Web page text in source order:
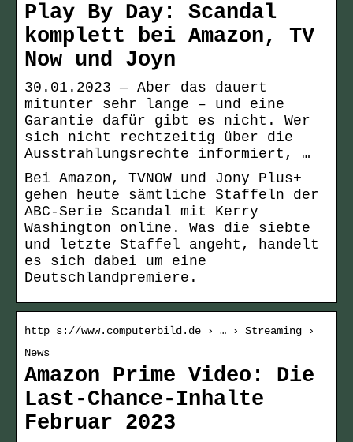
Play By Day: Scandal
komplett bei Amazon, TV
Now und Joyn
30.01.2023 — Aber das dauert
mitunter sehr lange – und eine
Garantie dafür gibt es nicht. Wer
sich nicht rechtzeitig über die
Ausstrahlungsrechte informiert, …
Bei Amazon, TVNOW und Jony Plus+
gehen heute sämtliche Staffeln der
ABC-Serie Scandal mit Kerry
Washington online. Was die siebte
und letzte Staffel angeht, handelt
es sich dabei um eine
Deutschlandpremiere.
http s://www.computerbild.de › … › Streaming ›
News
Amazon Prime Video: Die
Last-Chance-Inhalte
Februar 2023